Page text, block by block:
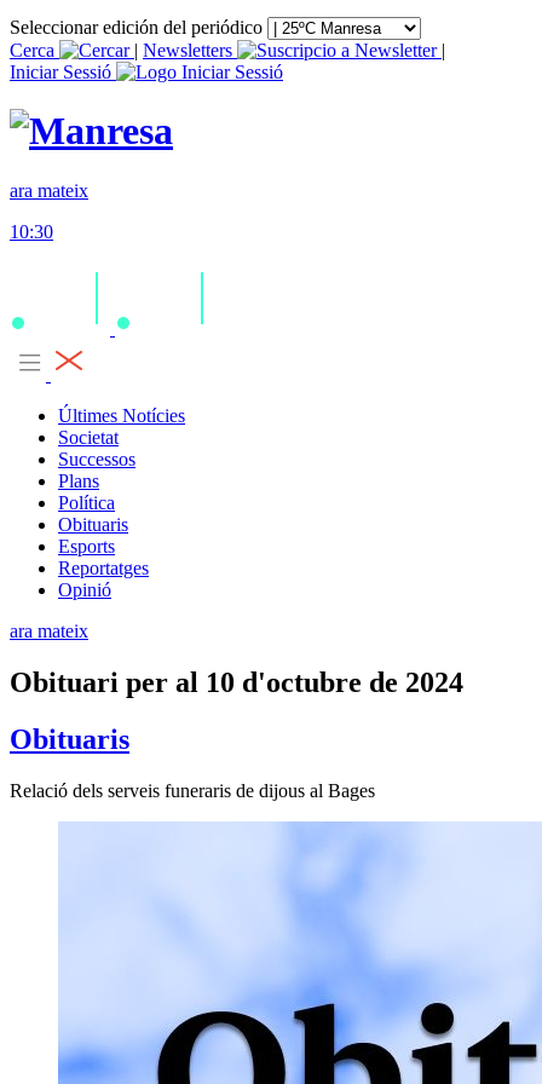
Seleccionar edición del periódico
Cerca
| Newsletters
|
Iniciar Sessió
ara mateix
10:30
Últimes Notícies
Societat
Successos
Plans
Política
Obituaris
Esports
Reportatges
Opinió
ara mateix
Obituari per al 10 d'octubre de 2024
Obituaris
Relació dels serveis funeraris de dijous al Bages